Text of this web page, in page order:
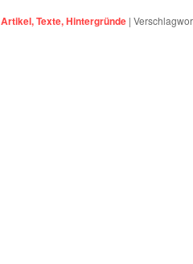
Artikel, Texte, Hintergründe |